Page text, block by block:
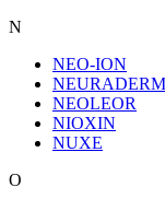
N
NEO-ION
NEURADERM
NEOLEOR
NIOXIN
NUXE
O